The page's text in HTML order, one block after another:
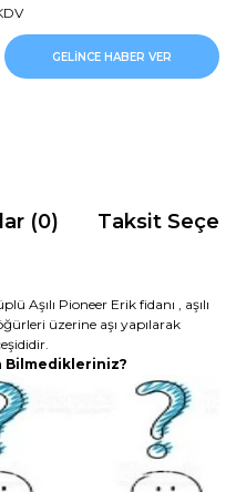
GELİNCE HABER VER
(0) Taksit
Aşılı Pioneer Erik fidanı , aşılı
üzerine aşı yapılarak
Bilmedikleriniz?